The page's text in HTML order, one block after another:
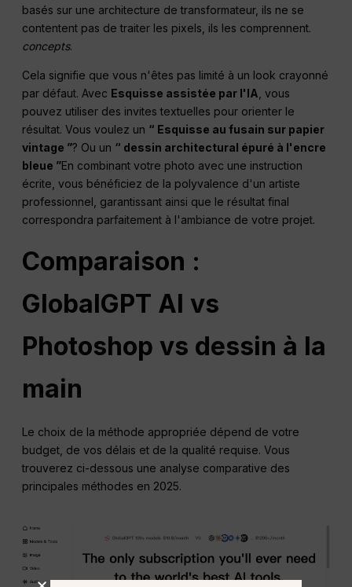
basés sur une architecture de transformateur, ils ne se
contentent pas de traiter les pixels, ils les comprennent.
concepts.
Cela signifie que vous n'êtes pas limité à un look crayonné
par défaut. Avec Esquisse assistée par l'IA, vous
pouvez utiliser des invites textuelles pour orienter le
résultat. Vous voulez un “ Esquisse au fusain sur papier
vintage ”? Ou un “ dessin architectural épuré à l'encre
bleue ”En combinant votre photo avec une instruction
écrite, vous bénéficiez de la polyvalence d'un artiste
professionnel, garantissant ainsi que le résultat final
correspondra parfaitement à l'ambiance de votre projet.
Comparaison :
GlobalGPT AI vs
Photoshop vs dessin à la
main
Le choix de la méthode appropriée dépend de votre
budget, de vos délais et de la qualité requise. Vous
trouverez ci-dessous une analyse comparative des
principales méthodes en 2025.